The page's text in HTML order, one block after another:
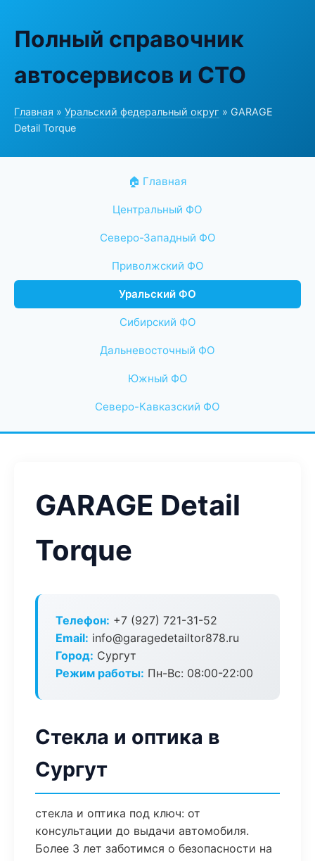
Полный справочник
автосервисов и СТО
Главная » Уральский федеральный округ » GARAGE
Detail Torque
🏠 Главная
Центральный ФО
Северо-Западный ФО
Приволжский ФО
Уральский ФО
Сибирский ФО
Дальневосточный ФО
Южный ФО
Северо-Кавказский ФО
GARAGE Detail
Torque
Телефон: +7 (927) 721-31-52
Email: info@garagedetailtor878.ru
Город: Сургут
Режим работы: Пн-Вс: 08:00-22:00
Стекла и оптика в
Сургут
стекла и оптика под ключ: от
консультации до выдачи автомобиля.
Более 3 лет заботимся о безопасности на